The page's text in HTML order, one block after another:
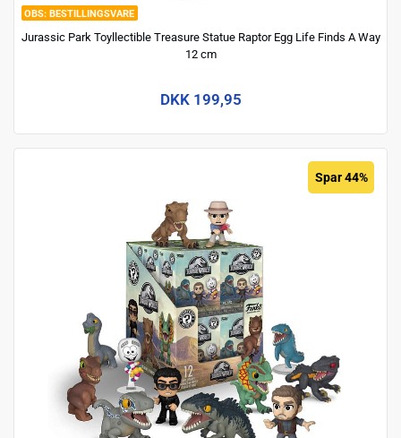
BESTILLINGSVARE
Jurassic Park Toyllectible Treasure Statue Raptor Egg Life Finds A Way
12 cm
DKK 199,95
Spar 44%